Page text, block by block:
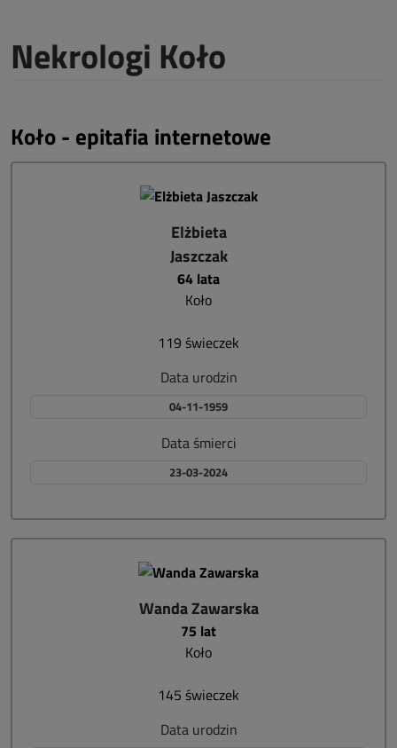
Nekrologi Koło
Koło - epitafia internetowe
Elżbieta
Jaszczak
64 lata
Koło
119 świeczek
Data urodzin
04-11-1959
Data śmierci
23-03-2024
Wanda Zawarska
75 lat
Koło
145 świeczek
Data urodzin